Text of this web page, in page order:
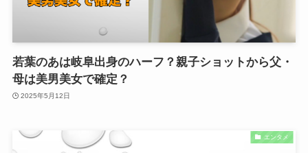
若葉のあは岐阜出身のハーフ？親子ショットから父・
母は美男美女で確定？
2025年5月12日
エンタメ